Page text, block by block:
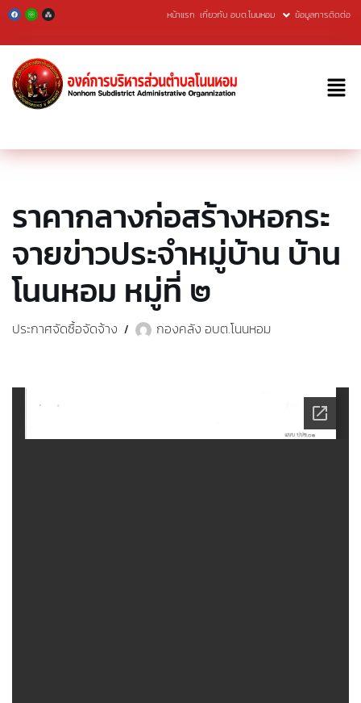
Skip
to
content
หน้าแรก เกี่ยวกับ อบต.โนนหอม ข้อมูลการติดต่อ
ราคากลางก่อสร้างหอกระ
จายข่าวประจำหมู่บ้าน บ้าน
โนนหอม หมู่ที่ ๒
ประกาศจัดซื้อจัดจ้าง กองคลัง อบต.โนนหอม